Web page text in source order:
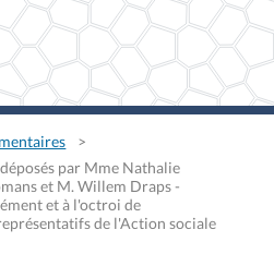
par Mme Nathalie
et M. Willem Draps -
et à l'octroi de
de l'Action sociale